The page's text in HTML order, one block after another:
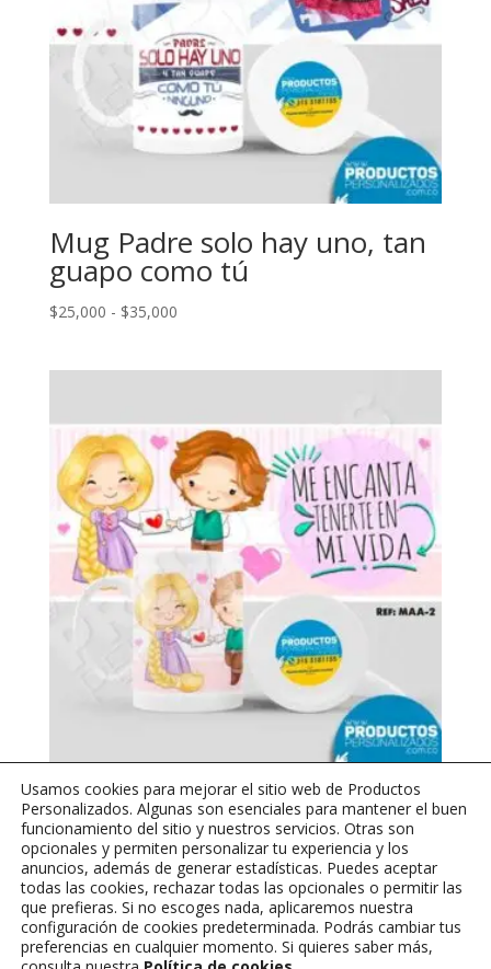
Mug Padre solo hay uno, tan
guapo como tú
$25,000 - $35,000Rango
hasta
$35,000
MAA2 – Me encanta tenerte
en mi vida
$25,000
Usamos cookies para mejorar el sitio web de Productos
Personalizados. Algunas son esenciales para mantener el buen
funcionamiento del sitio y nuestros servicios. Otras son
opcionales y permiten personalizar tu experiencia y los
anuncios, además de generar estadísticas. Puedes aceptar
todas las cookies, rechazar todas las opcionales o permitir las
que prefieras. Si no escoges nada, aplicaremos nuestra
configuración de cookies predeterminada. Podrás cambiar tus
preferencias en cualquier momento. Si quieres saber más,